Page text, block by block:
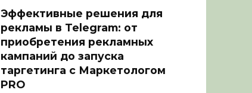
Эффективные решения для
рекламы в Telegram: от
приобретения рекламных
кампаний до запуска
таргетинга с Маркетологом
PRO